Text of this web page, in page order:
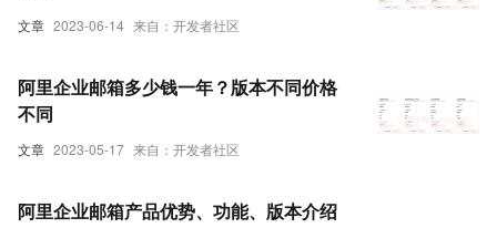
文章 2023-06-14 来自：开发者社区
文章 2023-05-17 来自：开发者社区
阿里企业邮箱多少钱一年？版本不同价格
不同
阿里企业邮箱产品优势、功能、版本介绍